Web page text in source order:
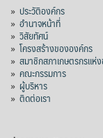
» ประวัติองค์กร
» อำนาจหน้าที่
» วิสัยทัศน์
» โครงสร้างขององค์กร
» สมาชิกสภาเกษตรกรแห่
» คณะกรรมการ
» ผู้บริหาร
» ติดต่อเรา